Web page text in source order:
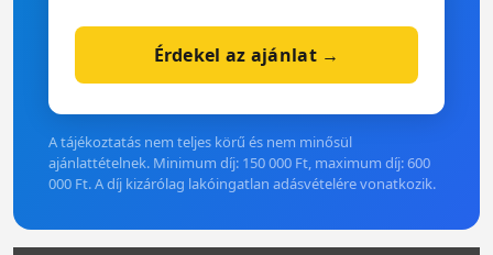
Érdekel az ajánlat →
A tájékoztatás nem teljes körű és nem minősül
ajánlattételnek. Minimum díj: 150 000 Ft, maximum díj: 600
000 Ft. A díj kizárólag lakóingatlan adásvételére vonatkozik.